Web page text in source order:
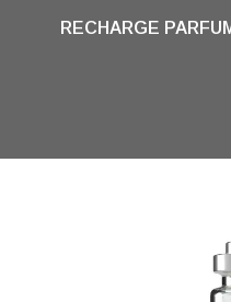
RECHARGE